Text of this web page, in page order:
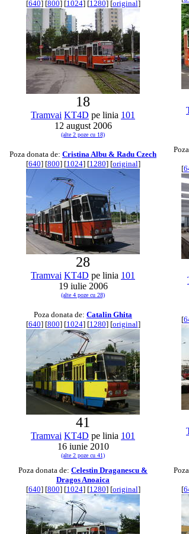
[640] [800] [1024] [1280] [original]
18
Tramvai KT4D pe linia 101
12 august 2006
(alte 2 poze cu 18)
Poza donata de: Cristina Albu & Radu Czech
[640] [800] [1024] [1280] [original]
28
Tramvai KT4D pe linia 101
19 iulie 2006
(alte 4 poze cu 28)
[
Poza donata de: Catalin Ghita
[640] [800] [1024] [1280] [original]
41
Tramvai KT4D pe linia 101
16 iunie 2010
(alte 2 poze cu 41)
[
Poza donata de: Celestin Draganescu &
Dragos Anoaica
[640] [800] [1024] [1280] [original]
[